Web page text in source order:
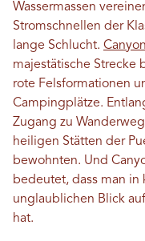
Wassermassen
Stromschnellen der
lange Schlucht.
majestätische Strecke
rote Felsformationen
Campingplätze.
Zugang zu
heiligen Stätten der
bewohnten. Und
bedeutet, dass man in
unglaublichen Blick
hat.